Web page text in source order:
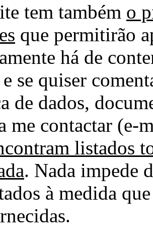
tem também o
que permitirão
há de
se quiser
de dados,
me contactar (e-
listados
. Nada impede
à medida